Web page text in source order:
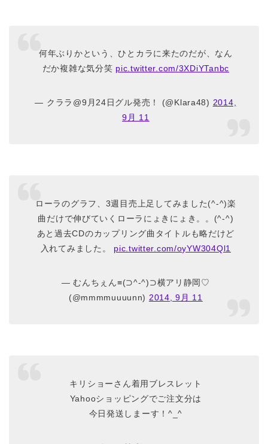
何年ぶりかという、ひとカラに来たのだが、なん
だか複雑な気分笑 pic.twitter.com/3XDiYTanbc
— クララ@9月24日グル発売！ (@Klara48) 2014,
9月 11
ローラのグラフ、3週目売上足してみました(^-^)楽
曲だけで伸びていくローラにょきにょき。。(^-^)
あと過去CDのカップリング曲タイトルも略だけど
入れてみました。 pic.twitter.com/oyYW304Ql1
— むんちぇん≡(⊃^-^)⊃横アリ静岡♡
(@mmmmuuuunn) 2014, 9月 11
キリショーさん着用ブレスレット
Yahooショッピングでご注文分は
今日発送しまーす！^_^